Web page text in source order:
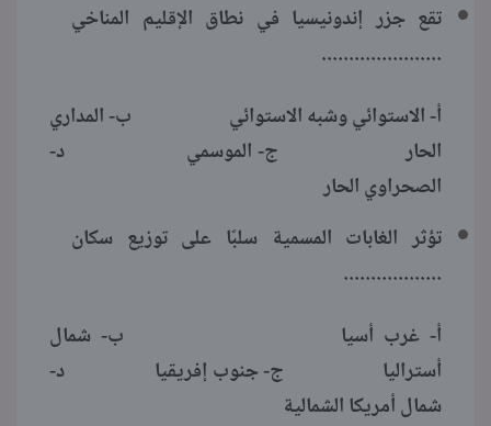
تقع جزر إندونيسيا في نطاق الإقليم المناخي
......................
أ- الاستوائي وشبه الاستوائي ب- المداري
الحار ج- الموسمي د-
الصحراوي الحار
تؤثر الغابات المسمية سلبًا على توزيع سكان
..................
أ- غرب أسيا ب- شمال
أستراليا ج- جنوب إفريقيا د-
شمال أمريكا الشمالية